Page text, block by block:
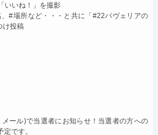
いいね！」を撮影
#場所など・・・と共に「#22パヴェリアの
け投稿
ール)で当選者にお知らせ！当選者の方への
です。